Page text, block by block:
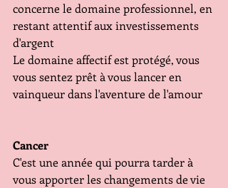
concerne le domaine professionnel, en
restant attentif aux investissements
d'argent
Le domaine affectif est protégé, vous
vous sentez prêt à vous lancer en
vainqueur dans l'aventure de l'amour
Cancer
C'est une année qui pourra tarder à
vous apporter les changements de vie